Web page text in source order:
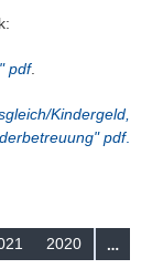
pdf.
Kindergeld,
pdf.
2020 …